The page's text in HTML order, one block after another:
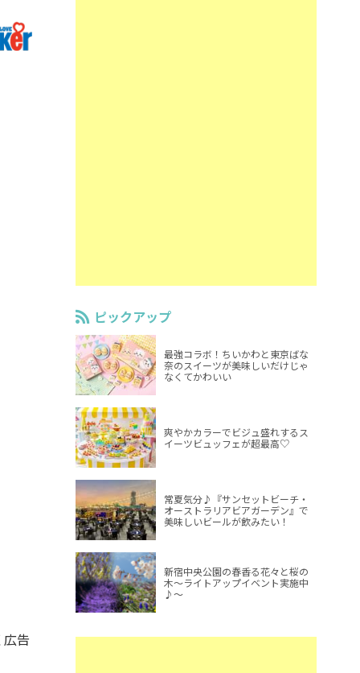
告
ピックアップ
最強コラボ！ちいかわと東京ばな
奈のスイーツが美味しいだけじゃ
なくてかわいい
爽やかカラーでビジュ盛れするス
イーツビュッフェが超最高♡
常夏気分♪『サンセットビーチ・
オーストラリアビアガーデン』で
美味しいビールが飲みたい！
新宿中央公園の春香る花々と桜の
木～ライトアップイベント実施中
♪～